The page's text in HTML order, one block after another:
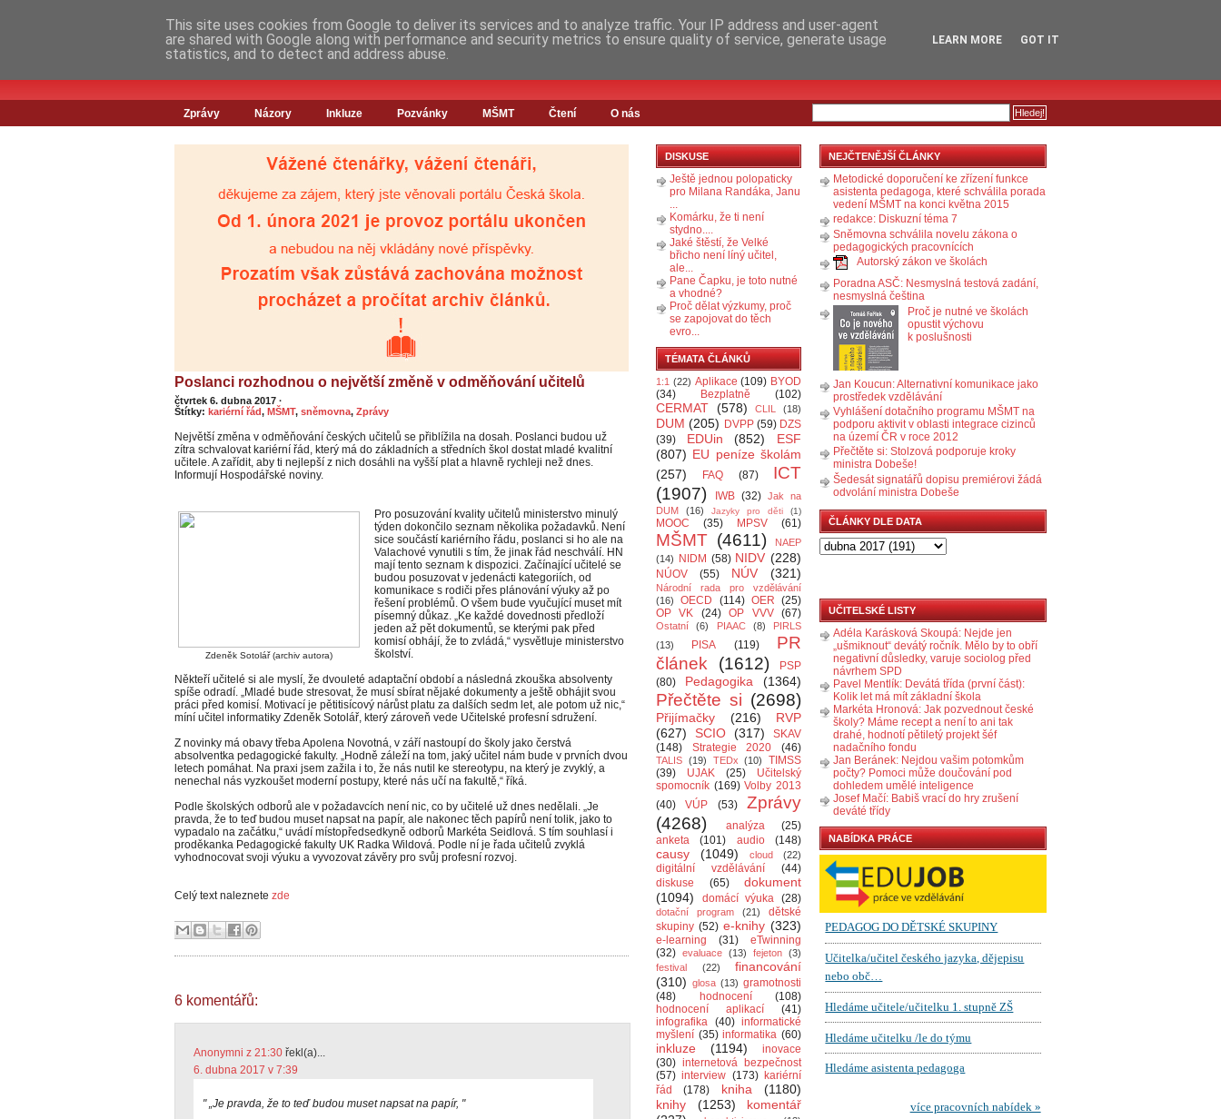
Zprávy Názory Inkluze Pozvánky MŠMT Čtení O nás
Poslanci rozhodnou o největší změně v odměňování učitelů
čtvrtek 6. dubna 2017 ·
Štítky: kariérní řád, MŠMT, sněmovna, Zprávy
Největší změna v odměňování českých učitelů se přiblížila na dosah. Poslanci budou už
zítra schvalovat kariérní řád, který má do základních a středních škol dostat mladé kvalitní
učitele. A zařídit, aby ti nejlepší z nich dosáhli na vyšší plat a hlavně rychleji než dnes.
Informují Hospodářské noviny.
Zdeněk Sotolář (archiv autora)
Pro posuzování kvality učitelů ministerstvo minulý
týden dokončilo seznam několika požadavků. Není
sice součástí kariérního řádu, poslanci si ho ale na
Valachové vynutili s tím, že jinak řád neschválí. HN
mají tento seznam k dispozici. Začínající učitelé se
budou posuzovat v jedenácti kategoriích, od
komunikace s rodiči přes plánování výuky až po
řešení problémů. O všem bude vyučující muset mít
písemný důkaz. „Ke každé dovednosti předloží
jeden až pět dokumentů, se kterými pak před
komisí obhájí, že to zvládá,“ vysvětluje ministerstvo
školství.
Někteří učitelé si ale myslí, že dvouleté adaptační období a následná zkouška absolventy
spíše odradí. „Mladé bude stresovat, že musí sbírat nějaké dokumenty a ještě obhájit svou
práci před komisí. Motivací je pětitisícový nárůst platu za dalších sedm let, ale potom už nic,“
míní učitel informatiky Zdeněk Sotolář, který zároveň vede Učitelské profesní sdružení.
Z novinky má obavy třeba Apolena Novotná, v září nastoupí do školy jako čerstvá
absolventka pedagogické fakulty. „Hodně záleží na tom, jaký učitel nám bude v prvních dvou
letech pomáhat. Na praxi jsem zažila i to, že nás nutil ke stereotypu, na který je zvyklý, a
nenechal nás vyzkoušet moderní postupy, které nás učí na fakultě,“ říká.
Podle školských odborů ale v požadavcích není nic, co by učitelé už dnes nedělali. „Je
pravda, že to teď budou muset napsat na papír, ale nakonec těch papírů není tolik, jako to
vypadalo na začátku,“ uvádí místopředsedkyně odborů Markéta Seidlová. S tím souhlasí i
proděkanka Pedagogické fakulty UK Radka Wildová. Podle ní je řada učitelů zvyklá
vyhodnocovat svoji výuku a vyvozovat závěry pro svůj profesní rozvoj.
Celý text naleznete zde
6 komentářů:
Anonymni z 21:30 řekl(a)...
6. dubna 2017 v 7:39
" „Je pravda, že to teď budou muset napsat na papír, "
DISKUSE
Ještě jednou polopaticky
pro Milana Randáka, Janu
...
Komárku, že ti není
stydno....
Jaké štěstí, že Velké
břicho není líný učitel,
ale...
Pane Čapku, je toto nutné
a vhodné?
Proč dělat výzkumy, proč
se zapojovat do těch
evro...
TÉMATA ČLÁNKŮ
1:1 (22) Aplikace (109) BYOD
(34)
Bezplatně (102)
CERMAT (578) CLIL (18)
DUM (205) DVPP (59) DZS
(39)
EDUin (852)
ESF
(807) EU peníze školám
(257)
FAQ (87)
ICT
(1907)
IWB (32) Jak na
DUM
(16) Jazyky pro děti (1)
MOOC (35) MPSV (61)
MŠMT (4611)
NAEP
(14)
NIDM (58) NIDV (228)
NÚOV (55) NÚV (321)
Národní rada pro vzdělávání
(16)
OECD (114) OER (25)
OP VK
(24) OP VVV (67)
Ostatní (6) PIAAC (8)
PIRLS
(13)
PISA (119)
PR
článek
(1612)
PSP
(80)
Pedagogika (1364)
Přečtěte si (2698)
Přijímačky (216)
RVP
(627)
SCIO (317)
SKAV
(148)
Strategie 2020 (46)
TALIS (19) TEDx (10)
TIMSS
(39)
UJAK (25)
Učitelský
spomocník (169) Volby 2013
(40)
VÚP (53)
Zprávy
(4268)
analýza
(25)
anketa
(101) audio (148)
causy (1049) cloud (22)
digitální vzdělávání
(44)
diskuse
(65)
dokument
(1094)
domácí výuka (28)
dotační program (21)
dětské
skupiny (52) e-knihy (323)
e-learning (31)
eTwinning
(32) evaluace (13) fejeton (3)
festival
(22)
financování
(310) glosa (13) gramotnosti
(48)
hodnocení
(108)
hodnocení aplikací
(41)
infografika (40) informatické
myšlení (35) informatika (60)
inkluze (1194)
inovace
(30) internetová bezpečnost
(57) interview (173) kariérní
řád
(178) kniha
(1180)
knihy
(1253)
komentář
NEJČTENĚJŠÍ ČLÁNKY
Metodické doporučení ke zřízení funkce
asistenta pedagoga, které schválila porada
vedení MŠMT na konci května 2015
redakce: Diskuzní téma 7
Sněmovna schválila novelu zákona o
pedagogických pracovnících
Autorský zákon ve školách
Poradna ASČ: Nesmyslná testová zadání,
nesmyslná čeština
Proč je nutné ve školách
opustit výchovu
k poslušnosti
Jan Koucun: Alternativní komunikace jako
prostředek vzdělávání
Vyhlášení dotačního programu MŠMT na
podporu aktivit v oblasti integrace cizinců
na území ČR v roce 2012
Přečtěte si: Stolzová podporuje kroky
ministra Dobeše!
Šedesát signatářů dopisu premiérovi žádá
odvolání ministra Dobeše
ČLÁNKY DLE DATA
UČITELSKÉ LISTY
Adéla Karásková Skoupá: Nejde jen
„ušmiknout“ devátý ročník. Mělo by to obří
negativní důsledky, varuje sociolog před
návrhem SPD
Pavel Mentlík: Devátá třída (první část):
Kolik let má mít základní škola
Markéta Hronová: Jak pozvednout české
školy? Máme recept a není to ani tak
drahé, hodnotí pětiletý projekt šéf
nadačního fondu
Jan Beránek: Nejdou vašim potomkům
počty? Pomoci může doučování pod
dohledem umělé inteligence
Josef Mačí: Babiš vrací do hry zrušení
deváté třídy
NABÍDKA PRÁCE
This site uses cookies from Google to deliver its services and to analyze traffic. Your IP address and user-agent
are shared with Google along with performance and security metrics to ensure quality of service, generate usage
statistics, and to detect and address abuse.
LEARN MORE GOT IT